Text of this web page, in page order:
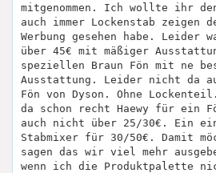
mitgenommen. Ich wollte ihr
auch immer Lockenstab zeigen
Werbung gesehen habe. Leider
über 45€ mit mäßiger
speziellen Braun Fön mit ne
Ausstattung. Leider nicht da
Fön von Dyson. Ohne
da schon recht Haewy für ein
auch nicht über 25/30€. Ein
Stabmixer für 30/50€. Damit
sagen das wir viel mehr
wenn ich die Produktpalette